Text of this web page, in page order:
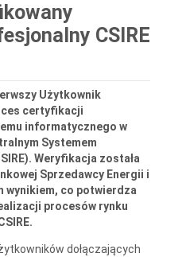
CSIRE
Użytkownik
certyfikacji
informatycznego w
Systemem
Weryfikacja została
Sprzedawcy Energii i
wynikiem, co potwierdza
procesów rynku
dołączających